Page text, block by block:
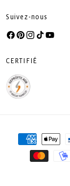
Suivez-nous
Facebook
Pinterest
Instagram
TikTokYouTube
CERTIFIÉ
Moyens
paiement